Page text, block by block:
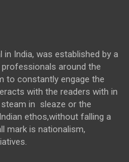
in India, was established by a
around the
to constantly engage the
with the readers with in
in sleaze or the
ethos,without falling a
mark is nationalism,